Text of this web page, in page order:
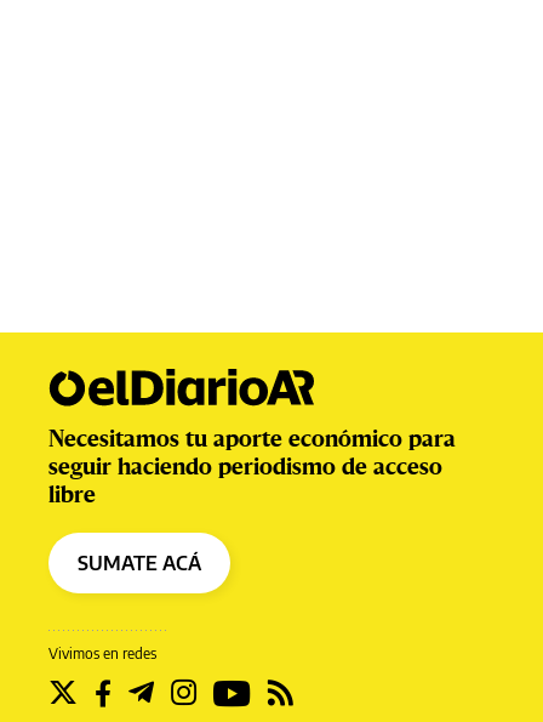
Vivimos en redes
Necesitamos tu aporte económico para
seguir haciendo periodismo de acceso
libre
SUMATE ACÁ